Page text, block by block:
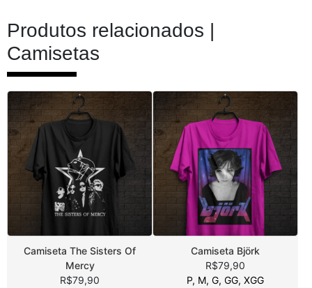
Produtos relacionados |
Camisetas
Camiseta The Sisters Of
Mercy
R$79,90
Camiseta Björk
R$79,90
P, M, G, GG, XGG